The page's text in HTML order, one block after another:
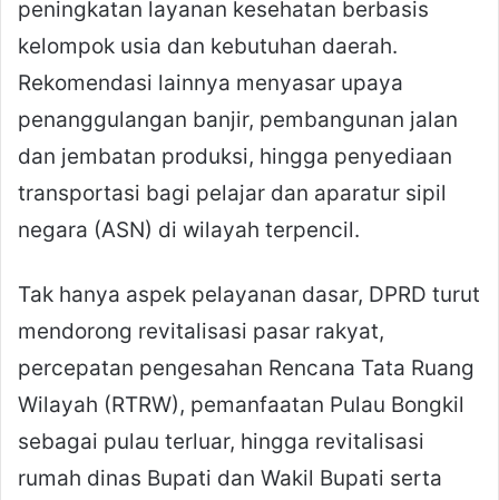
peningkatan layanan kesehatan berbasis
kelompok usia dan kebutuhan daerah.
Rekomendasi lainnya menyasar upaya
penanggulangan banjir, pembangunan jalan
dan jembatan produksi, hingga penyediaan
transportasi bagi pelajar dan aparatur sipil
negara (ASN) di wilayah terpencil.
Tak hanya aspek pelayanan dasar, DPRD turut
mendorong revitalisasi pasar rakyat,
percepatan pengesahan Rencana Tata Ruang
Wilayah (RTRW), pemanfaatan Pulau Bongkil
sebagai pulau terluar, hingga revitalisasi
rumah dinas Bupati dan Wakil Bupati serta